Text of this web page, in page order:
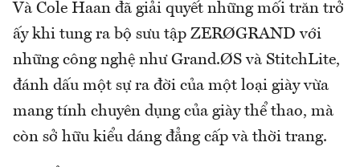
Và Cole Haan đã giải quyết những mối trăn trở
ấy khi tung ra bộ sưu tập ZERØGRAND với
những công nghệ như Grand.ØS và StitchLite,
đánh dấu một sự ra đời của một loại giày vừa
mang tính chuyên dụng của giày thể thao, mà
còn sở hữu kiểu dáng đẳng cấp và thời trang.